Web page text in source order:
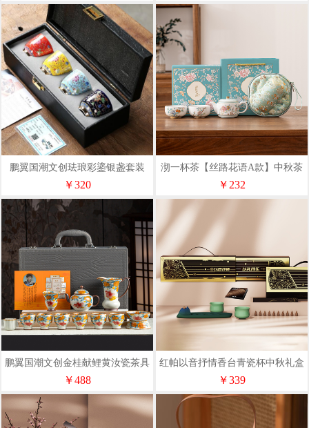
鹏翼国潮文创珐琅彩鎏银盏套装
￥320
沏一杯茶【丝路花语A款】中秋茶
具礼盒套装
￥232
鹏翼国潮文创金桂献鲤黄汝瓷茶具
套装带收藏证书
￥488
红帕以音抒情香台青瓷杯中秋礼盒
套装XTQC
￥339